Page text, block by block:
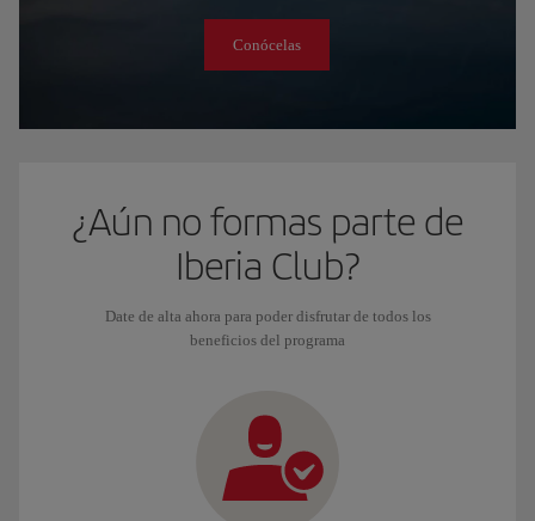
Conócelas
¿Aún no formas parte de
Iberia Club?
Date de alta ahora para poder disfrutar de todos los
beneficios del programa